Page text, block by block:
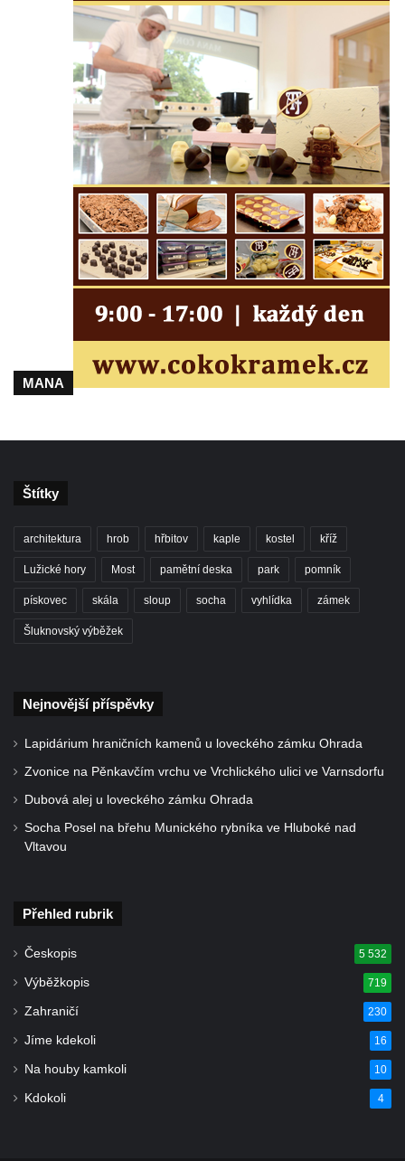
MANA
Štítky
architektura hrob hřbitov kaple kostel kříž
Lužické hory Most pamětní deska park pomník
pískovec skála sloup socha vyhlídka zámek
Šluknovský výběžek
Nejnovější příspěvky
Lapidárium hraničních kamenů u loveckého zámku Ohrada
Zvonice na Pěnkavčím vrchu ve Vrchlického ulici ve Varnsdorfu
Dubová alej u loveckého zámku Ohrada
Socha Posel na břehu Munického rybníka ve Hluboké nad
Vltavou
Přehled rubrik
Českopis 5 532
Výběžkopis 719
Zahraničí 230
Jíme kdekoli 16
Na houby kamkoli 10
Kdokoli 4